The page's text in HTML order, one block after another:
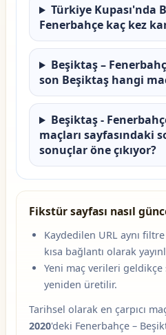
Türkiye Kupası'nda
Fenerbahçe kaç kez
Beşiktaş –
son Beşiktaş hangi
Beşiktaş -
maçları sayfasındaki
sonuçlar öne çıkıyor?
Fikstür sayfası nasıl
Kaydedilen URL aynı
kısa bağlantı olarak
Yeni maç verileri
yeniden üretilir.
Tarihsel olarak en çarpıcı
2020'deki Fenerbahçe –